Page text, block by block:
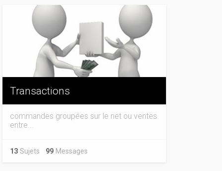
Transactions
commandes groupées sur le net ou ventes
entre...
13 Sujets 99 Messages